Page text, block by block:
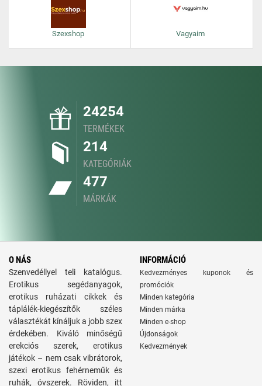
Szexshop Vagyaim
24254
TERMÉKEK
214
KATEGÓRIÁK
477
MÁRKÁK
O NÁS
Szenvedéllyel teli katalógus.
Erotikus segédanyagok,
erotikus ruházati cikkek és
táplálék-kiegészítők széles
választékát kínáljuk a jobb szex
érdekében. Kiváló minőségű
erekciós szerek, erotikus
játékok – nem csak vibrátorok,
szexi erotikus fehérneműk és
ruhák, óvszerek. Röviden, itt
INFORMÁCIÓ
Kedvezményes kuponok és
promóciók
Minden kategória
Minden márka
Minden e-shop
Újdonságok
Kedvezmények